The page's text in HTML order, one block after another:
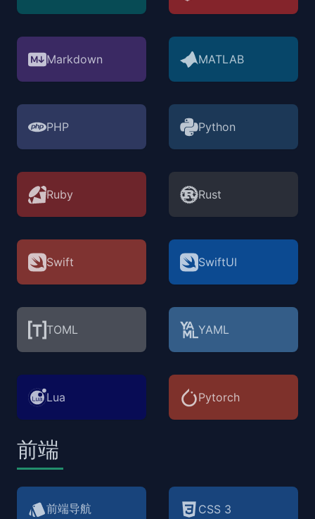
Markdown MATLAB
PHP Python
Ruby Rust
Swift SwiftUI
TOML YAML
Lua Pytorch
前端
前端导航 CSS 3